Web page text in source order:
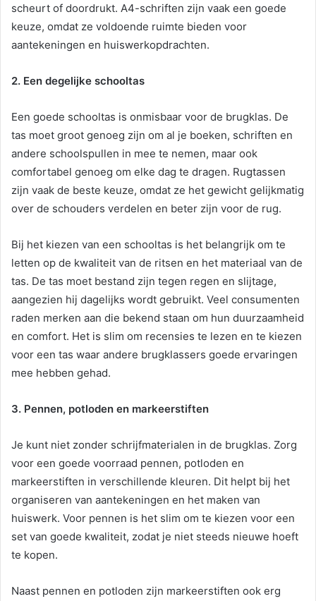
scheurt of doordrukt. A4-schriften zijn vaak een goede
keuze, omdat ze voldoende ruimte bieden voor
aantekeningen en huiswerkopdrachten.
2. Een degelijke schooltas
Een goede schooltas is onmisbaar voor de brugklas. De
tas moet groot genoeg zijn om al je boeken, schriften en
andere schoolspullen in mee te nemen, maar ook
comfortabel genoeg om elke dag te dragen. Rugtassen
zijn vaak de beste keuze, omdat ze het gewicht gelijkmatig
over de schouders verdelen en beter zijn voor de rug.
Bij het kiezen van een schooltas is het belangrijk om te
letten op de kwaliteit van de ritsen en het materiaal van de
tas. De tas moet bestand zijn tegen regen en slijtage,
aangezien hij dagelijks wordt gebruikt. Veel consumenten
raden merken aan die bekend staan om hun duurzaamheid
en comfort. Het is slim om recensies te lezen en te kiezen
voor een tas waar andere brugklassers goede ervaringen
mee hebben gehad.
3. Pennen, potloden en markeerstiften
Je kunt niet zonder schrijfmaterialen in de brugklas. Zorg
voor een goede voorraad pennen, potloden en
markeerstiften in verschillende kleuren. Dit helpt bij het
organiseren van aantekeningen en het maken van
huiswerk. Voor pennen is het slim om te kiezen voor een
set van goede kwaliteit, zodat je niet steeds nieuwe hoeft
te kopen.
Naast pennen en potloden zijn markeerstiften ook erg